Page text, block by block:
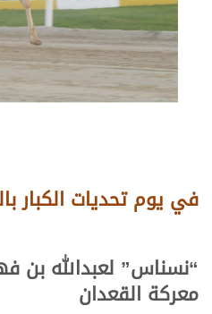
في يوم تحديات الكبار
“نسناس” لعبدالله بن
معركة القعدان